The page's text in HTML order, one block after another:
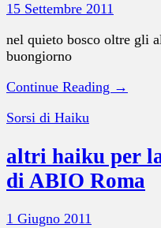
15 Settembre 2011
nel quieto bosco oltre gli
buongiorno
Continue Reading →
Sorsi di Haiku
altri haiku per
di ABIO Roma
1 Giugno 2011